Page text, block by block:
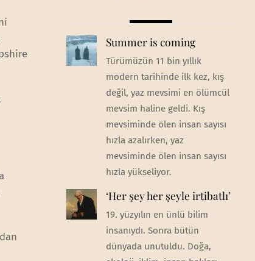
Summer is coming
Türümüzün 11 bin yıllık
modern tarihinde ilk kez, kış
değil, yaz mevsimi en ölümcül
mevsim haline geldi. Kış
mevsiminde ölen insan sayısı
hızla azalırken, yaz
mevsiminde ölen insan sayısı
hızla yükseliyor.
‘Her şey her şeyle irtibatlı’
19. yüzyılın en ünlü bilim
insanıydı. Sonra bütün
dünyada unutuldu. Doğa,